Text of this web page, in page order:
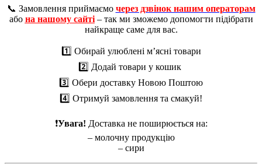
📞 Замовлення приймаємо через дзвінок нашим операторам
або на нашому сайті– так ми зможемо допомогти підібрати
найкраще саме для вас.
1️⃣ Обирай улюблені м’ясні товари
2️⃣ Додай товари у кошик
3️⃣ Обери доставку Новою Поштою
4️⃣ Отримуй замовлення та смакуй!
❗️Увага! Доставка не поширюється на:
– молочну продукцію
– сири